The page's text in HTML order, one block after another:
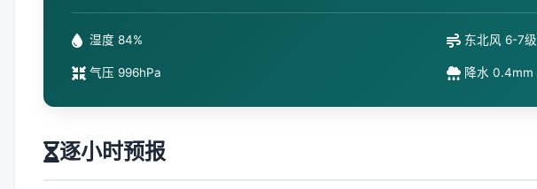
湿度 84% 东北风 6-7级
气压 996hPa 降水 0.4mm
逐小时预报